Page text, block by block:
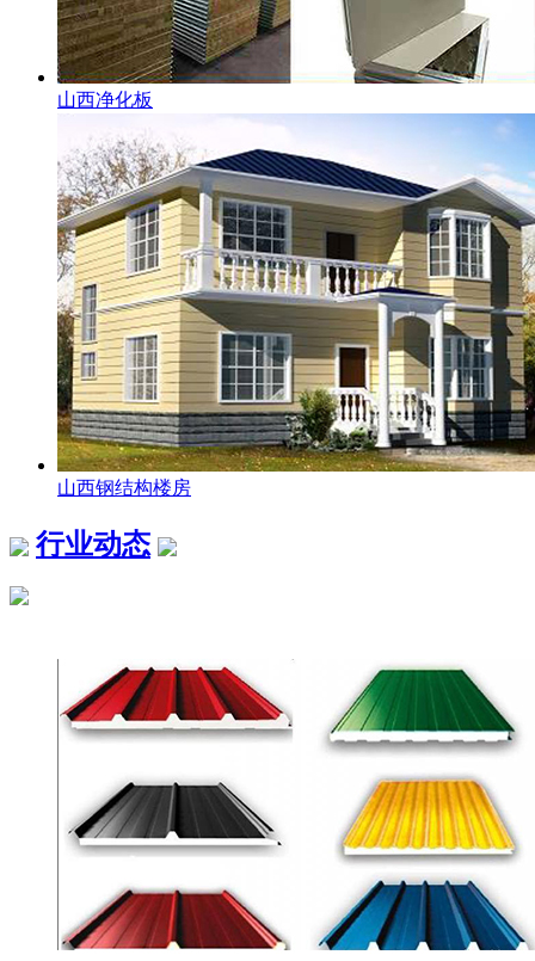
山西净化板
山西钢结构楼房
行业动态